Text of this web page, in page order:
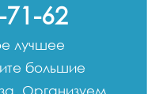
62
лучшее
большие
Организуем